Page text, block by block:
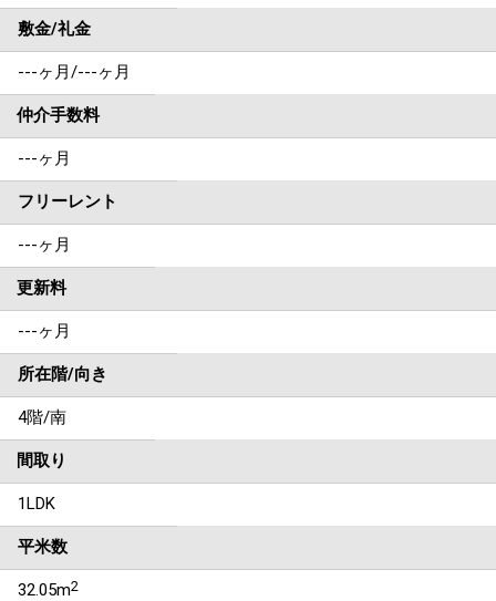
敷金/礼金
---ヶ月/---ヶ月
仲介手数料
---ヶ月
フリーレント
---ヶ月
更新料
---ヶ月
所在階/向き
4階/南
間取り
1LDK
平米数
32.05m2